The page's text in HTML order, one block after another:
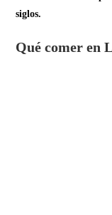
siglos.
Qué comer en